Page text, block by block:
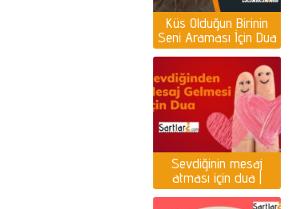
Küs Olduğun Birinin
Seni Araması İçin Dua
| Küs olan kişiyi
ayağına getirmek için
dua
Sevdiğinin mesaj
atması için dua |
Yazması için dua